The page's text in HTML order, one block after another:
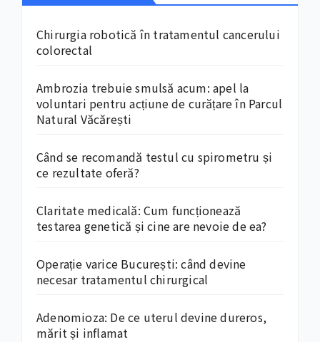
Chirurgia robotică în tratamentul cancerului
colorectal
Ambrozia trebuie smulsă acum: apel la
voluntari pentru acțiune de curățare în Parcul
Natural Văcărești
Când se recomandă testul cu spirometru și
ce rezultate oferă?
Claritate medicală: Cum funcționează
testarea genetică și cine are nevoie de ea?
Operație varice București: când devine
necesar tratamentul chirurgical
Adenomioza: De ce uterul devine dureros,
mărit și inflamat